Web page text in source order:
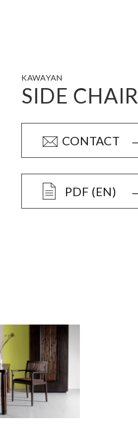
KAWAYAN
SIDE CHAIR
CONTACT
PDF (EN)